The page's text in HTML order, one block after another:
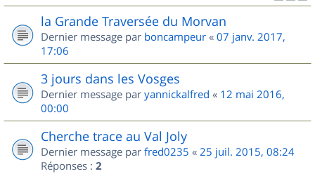
la Grande Traversée du Morvan
Dernier message par boncampeur « 07 janv. 2017,
17:06
3 jours dans les Vosges
Dernier message par yannickalfred « 12 mai 2016,
00:00
Cherche trace au Val Joly
Dernier message par fred0235 « 25 juil. 2015, 08:24
Réponses : 2